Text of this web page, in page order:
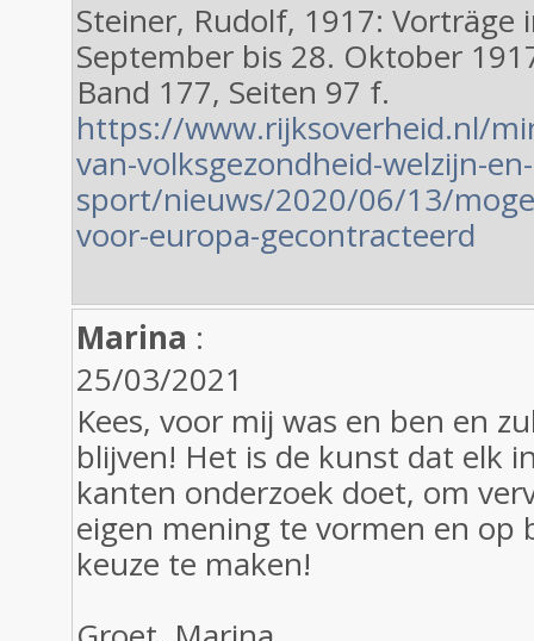
Steiner, Rudolf, 1917: Vorträge
September bis 28. Oktober
Band 177, Seiten 97 f.
https://www.rijksoverheid.nl/
van-volksgezondheid-welzijn-en-
sport/nieuws/2020/06/13/
voor-europa-gecontracteerd
Marina :
25/03/2021
Kees, voor mij was en ben en
blijven! Het is de kunst dat elk
kanten onderzoek doet, om
eigen mening te vormen en op
keuze te maken!